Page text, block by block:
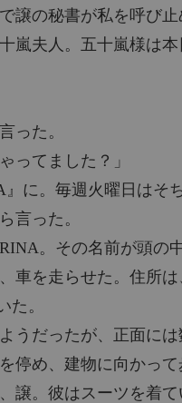
譲の秘書が私を呼び
嵐夫人。五十嵐様は
った。
ってました？」
に。毎週火曜日はそ
言った。
。その名前が頭の
車を走らせた。住所
た。
うだったが、正面に
停め、建物に向かっ
譲。彼はスーツを着